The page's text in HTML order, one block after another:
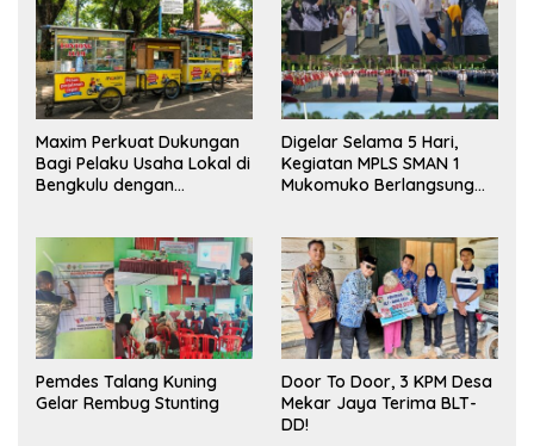
Maxim Perkuat Dukungan
Bagi Pelaku Usaha Lokal di
Bengkulu dengan
Pasar
Digelar Selama 5 Hari,
Kegiatan MPLS SMAN 1
Mukomuko Berlangsung
Pemdes Talang Kuning
Gelar Rembug Stunting
Door To Door, 3 KPM Desa
Mekar Jaya Terima BLT-
DD!